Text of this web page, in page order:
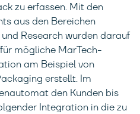
zu erfassen. Mit den
aus den Bereichen
Research wurden darauf
mögliche MarTech-
am Beispiel von
erstellt. Im
den Kunden bis
Integration in die zu